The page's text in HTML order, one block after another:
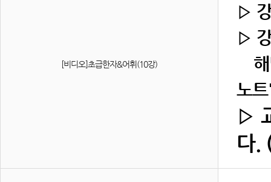
[비디오]초급한자&어휘(10강)
▷
▷
해
노
▷
다.